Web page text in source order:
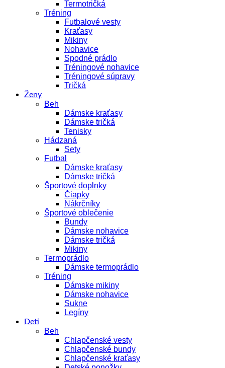
Termotričká
Tréning
Futbalové vesty
Kraťasy
Mikiny
Nohavice
Spodné prádlo
Tréningové nohavice
Tréningové súpravy
Tričká
Ženy
Beh
Dámske kraťasy
Dámske tričká
Tenisky
Hádzaná
Sety
Futbal
Dámske kraťasy
Dámske tričká
Športové doplnky
Čiapky
Nákrčníky
Športové oblečenie
Bundy
Dámske nohavice
Dámske tričká
Mikiny
Termoprádlo
Dámske termoprádlo
Tréning
Dámske mikiny
Dámske nohavice
Sukne
Legíny
Deti
Beh
Chlapčenské vesty
Chlapčenské bundy
Chlapčenské kraťasy